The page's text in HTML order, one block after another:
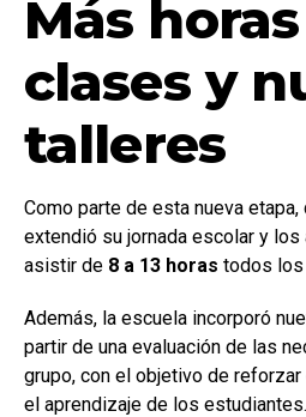
Más
clases y
talleres
Como parte de esta nueva
extendió su jornada escolar y los
asistir de 8 a 13 horas todos los
Además, la escuela incorporó
partir de una evaluación de las
grupo, con el objetivo de
el aprendizaje de los estudiantes.